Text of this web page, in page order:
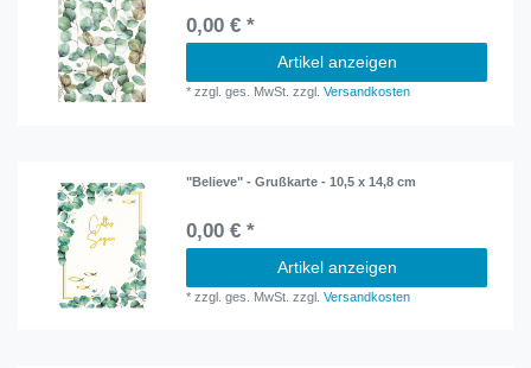
0,00 € *
Artikel anzeigen
*zzgl. ges. MwSt. zzgl.Versandkosten
"Believe" - Grußkarte - 10,5 x 14,8 cm
0,00 € *
Artikel anzeigen
*zzgl. ges. MwSt. zzgl.Versandkosten